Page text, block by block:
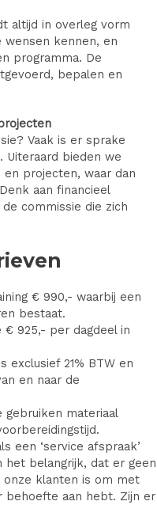
altijd in overleg vorm
wensen kennen, en
programma. De
bepalen en
Vaak is er sprake
Uiteraard bieden we
projecten, waar dan
aan financieel
commissie die zich
€ 990,- waarbij een
bestaat.
925,- per dagdeel in
exclusief 21% BTW en
en naar de
materiaal
een ‘service afspraak’
het belangrijk, dat er geen
klanten is om met
behoefte aan hebt. Zijn er